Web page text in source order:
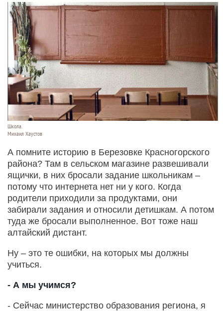
Школа.
Михаил Хаустов
А помните историю в Березовке Красногорского
района? Там в сельском магазине развешивали
ящички, в них бросали задание школьникам –
потому что интернета нет ни у кого. Когда
родители приходили за продуктами, они
забирали задания и относили детишкам. А потом
туда же бросали выполненное. Вот тоже наш
алтайский дистант.
Ну – это те ошибки, на которых мы должны
учиться.
- А мы учимся?
- Сейчас министерство образования региона, я